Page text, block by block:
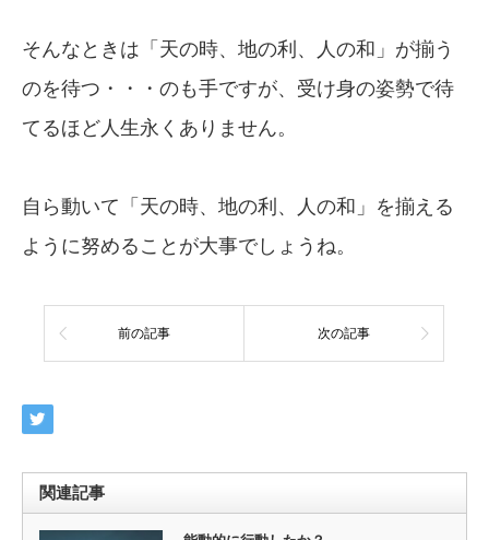
そんなときは「天の時、地の利、人の和」が揃う
のを待つ・・・のも手ですが、受け身の姿勢で待
てるほど人生永くありません。
自ら動いて「天の時、地の利、人の和」を揃える
ように努めることが大事でしょうね。
前の記事 次の記事
関連記事